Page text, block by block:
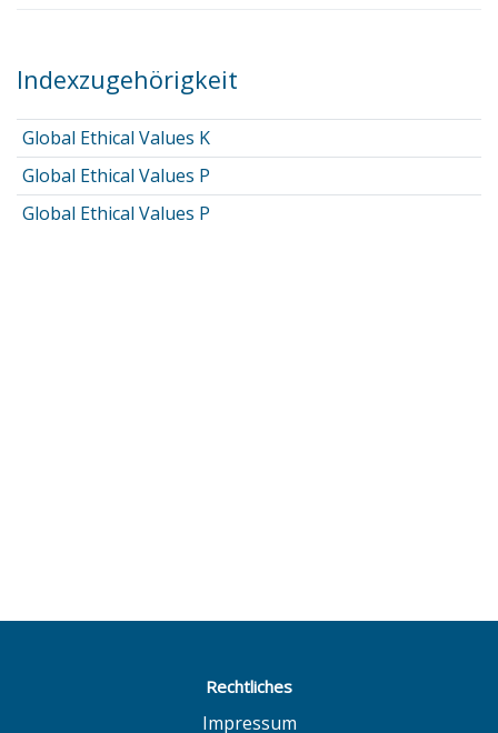
Indexzugehörigkeit
Global Ethical Values K
Global Ethical Values P
Global Ethical Values P
Rechtliches
Impressum